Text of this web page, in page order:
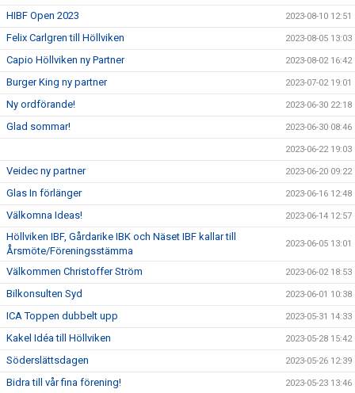
HIBF Open 2023 2023-08-10 12:51
Felix Carlgren till Höllviken 2023-08-05 13:03
Capio Höllviken ny Partner 2023-08-02 16:42
Burger King ny partner 2023-07-02 19:01
Ny ordförande! 2023-06-30 22:18
Glad sommar! 2023-06-30 08:46
2023-06-22 19:03
Veidec ny partner 2023-06-20 09:22
Glas In förlänger 2023-06-16 12:48
Välkomna Ideas! 2023-06-14 12:57
Höllviken IBF, Gårdarike IBK och Näset IBF kallar till
Årsmöte/Föreningsstämma
2023-06-05 13:01
Välkommen Christoffer Ström 2023-06-02 18:53
Bilkonsulten Syd 2023-06-01 10:38
ICA Toppen dubbelt upp 2023-05-31 14:33
Kakel Idéa till Höllviken 2023-05-28 15:42
Söderslättsdagen 2023-05-26 12:39
Bidra till vår fina förening! 2023-05-23 13:46